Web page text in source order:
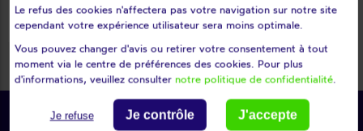
lumière passer à votre guise.
Le refus des cookies n'affectera pas votre navigation sur notre site
cependant votre expérience utilisateur sera moins optimale.
Vous pouvez changer d'avis ou retirer votre consentement à tout
moment via le centre de préférences des cookies. Pour plus
d'informations, veuillez consulter notre politique de confidentialité.
Je refuse Je contrôle J'accepte